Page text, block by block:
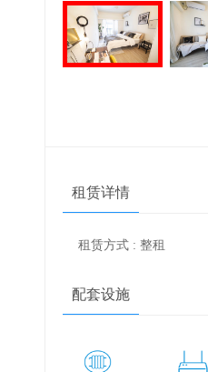
租赁详情
租赁方式 : 整租
配套设施